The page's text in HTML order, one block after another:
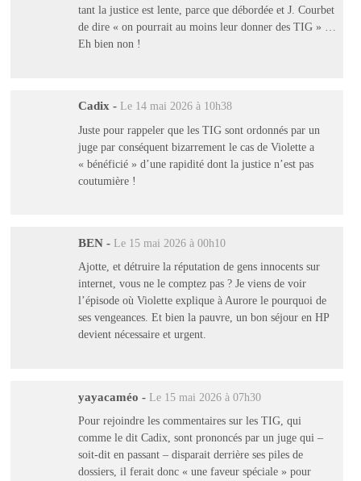
tant la justice est lente, parce que débordée et J. Courbet
de dire « on pourrait au moins leur donner des TIG » …
Eh bien non !
Cadix - Le 14 mai 2026 à 10h38
Juste pour rappeler que les TIG sont ordonnés par un
juge par conséquent bizarrement le cas de Violette a
« bénéficié » d’une rapidité dont la justice n’est pas
coutumière !
BEN - Le 15 mai 2026 à 00h10
Ajotte, et détruire la réputation de gens innocents sur
internet, vous ne le comptez pas ? Je viens de voir
l’épisode où Violette explique à Aurore le pourquoi de
ses vengeances. Et bien la pauvre, un bon séjour en HP
devient nécessaire et urgent.
yayacaméo - Le 15 mai 2026 à 07h30
Pour rejoindre les commentaires sur les TIG, qui
comme le dit Cadix, sont prononcés par un juge qui –
soit-dit en passant – disparait derrière ses piles de
dossiers, il ferait donc « une faveur spéciale » pour